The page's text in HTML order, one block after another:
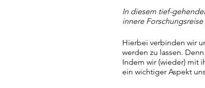
In diesem tief-
innere
Hierbei verbinden wir
werden zu lassen.
Indem wir (wieder) mit
ein wichtiger Aspekt